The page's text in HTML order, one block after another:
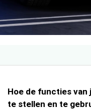
Hoe de functies
te stellen en te